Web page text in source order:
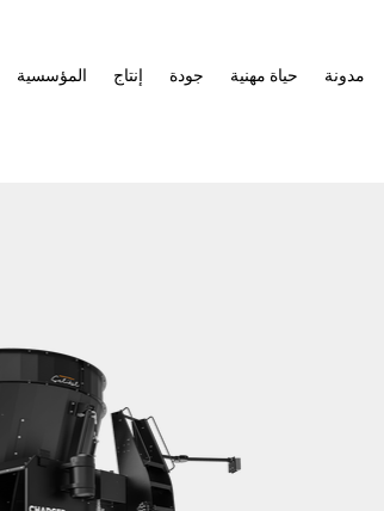
المؤسسية إنتاج جودة حياة مهنية مدونة